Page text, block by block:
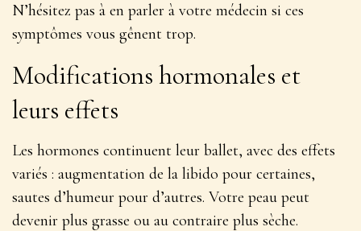
N’hésitez pas à en parler à votre médecin si ces
symptômes vous gênent trop.
Modifications hormonales et
leurs effets
Les hormones continuent leur ballet, avec des effets
variés : augmentation de la libido pour certaines,
sautes d’humeur pour d’autres. Votre peau peut
devenir plus grasse ou au contraire plus sèche.